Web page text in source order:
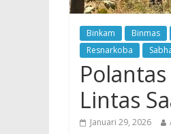
Binkam Binmas
Resnarkoba
Lintas
Januari 29, 2026